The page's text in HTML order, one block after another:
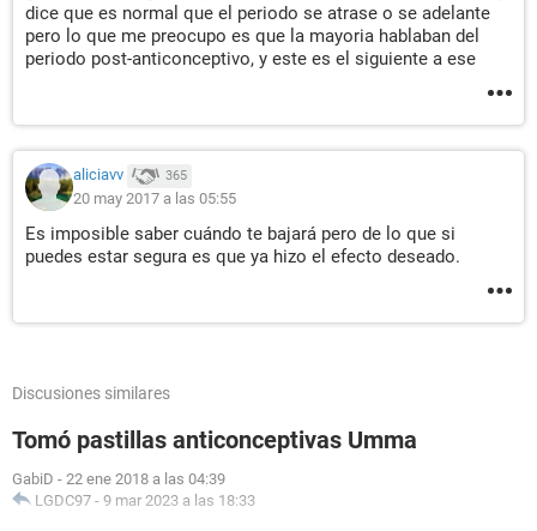
dice que es normal que el periodo se atrase o se adelante
pero lo que me preocupo es que la mayoria hablaban del
periodo post-anticonceptivo, y este es el siguiente a ese
aliciavv 365
20 may 2017 a las 05:55
Es imposible saber cuándo te bajará pero de lo que si
puedes estar segura es que ya hizo el efecto deseado.
Discusiones similares
Tomó pastillas anticonceptivas Umma
GabiD - 22 ene 2018 a las 04:39
LGDC97 - 9 mar 2023 a las 18:33